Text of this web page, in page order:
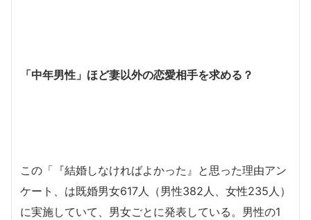
「中年男性」ほど妻以外の恋愛相手を求める？
この「『結婚しなければよかった』と思った理由アン
ケート、は既婚男女617人（男性382人、女性235人）
に実施していて、男女ごとに発表している。男性の1